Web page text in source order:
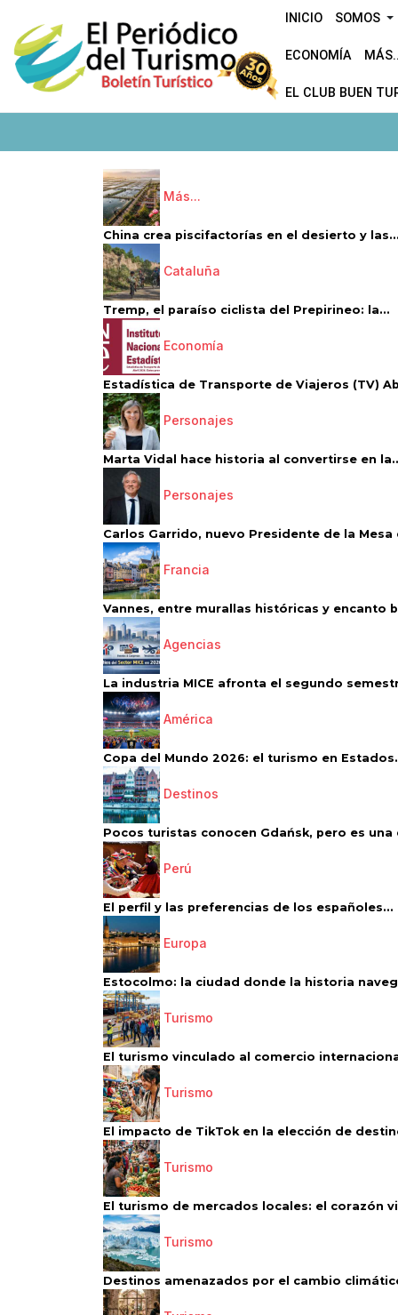
INICIO SOMOS
ECONOMÍA
EL CLUB BUEN
Más...
China crea piscifactorías en el desierto y las...
Cataluña
Tremp, el paraíso ciclista del Prepirineo: la...
Economía
Estadística de Transporte de Viajeros (TV)
Personajes
Marta Vidal hace historia al convertirse en
Personajes
Carlos Garrido, nuevo Presidente de la Mesa
Francia
Vannes, entre murallas históricas y encanto
Agencias
La industria MICE afronta el segundo
América
Copa del Mundo 2026: el turismo en
Destinos
Pocos turistas conocen Gdańsk, pero es una
Perú
El perfil y las preferencias de los españoles...
Europa
Estocolmo: la ciudad donde la historia
Turismo
El turismo vinculado al comercio
Turismo
El impacto de TikTok en la elección de
Turismo
El turismo de mercados locales: el corazón
Turismo
Destinos amenazados por el cambio